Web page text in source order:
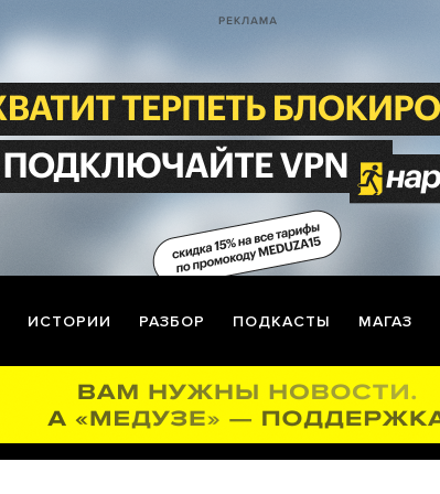
ИСТОРИИ РАЗБОР ПОДКАСТЫ МАГАЗ